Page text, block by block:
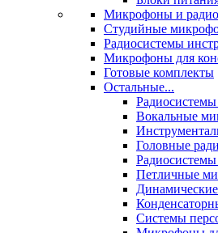
Микрофоны и
Студийные
Радиосистемы
Микрофоны для
Готовые комплекты
Остальные...
Вокальные
Головные
Петличные
Системы